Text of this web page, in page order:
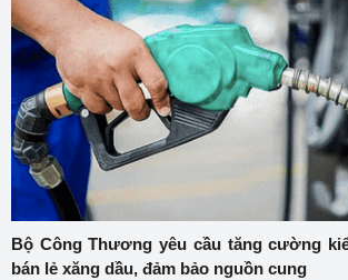
Bộ Công Thương yêu cầu tăng cường
bán lẻ xăng dầu, đảm bảo nguồn cung